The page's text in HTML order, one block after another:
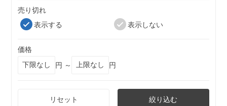
売り切れ
表示する
表示しない
価格
円 ～
円
リセット 絞り込む